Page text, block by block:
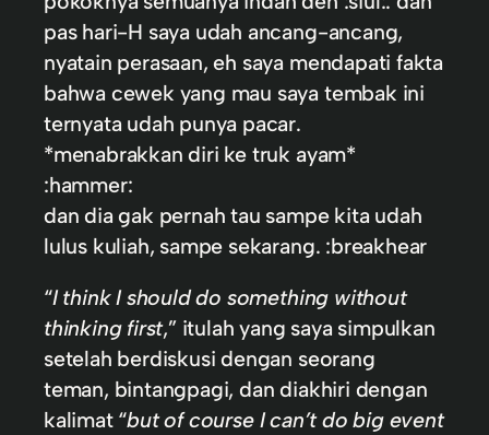
pas hari-H saya udah ancang-ancang,
nyatain perasaan, eh saya mendapati fakta
bahwa cewek yang mau saya tembak ini
ternyata udah punya pacar.
*menabrakkan diri ke truk ayam*
:hammer:
dan dia gak pernah tau sampe kita udah
lulus kuliah, sampe sekarang. :breakhear
“I think I should do something without
thinking first,” itulah yang saya simpulkan
setelah berdiskusi dengan seorang
teman, bintangpagi, dan diakhiri dengan
kalimat “but of course I can’t do big event